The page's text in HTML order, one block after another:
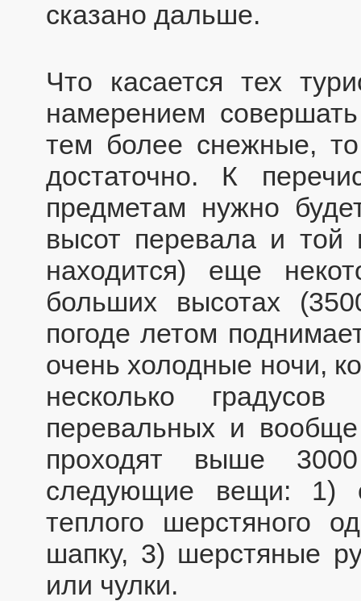
сказано дальше.
Что касается тех
намерением
тем более снежные,
достаточно. К
предметам нужно
высот перевала и той
находится) еще
больших высотах
погоде летом
очень холодные ночи,
несколько
перевальных и
проходят выше
следующие вещи: 1)
теплого шерстяного
шапку, 3) шерстяные
или чулки.